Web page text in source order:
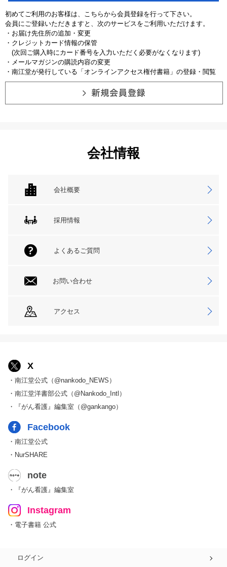
初めてご利用のお客様は、こちらから会員登録を行って下さい。
会員にご登録いただきますと、次のサービスをご利用いただけます。
・お届け先住所の追加・変更
・クレジットカード情報の保管
(次回ご購入時にカード番号を入力いただく必要がなくなります)
・メールマガジンの購読内容の変更
・南江堂が発行している「オンラインアクセス権付書籍」の登録・閲覧
会社情報
会社概要
採用情報
よくあるご質問
お問い合わせ
アクセス
X
・南江堂公式（@nankodo_NEWS）
・南江堂洋書部公式（@Nankodo_Intl）
・『がん看護』編集室（@gankango）
Facebook
・南江堂公式
・NurSHARE
note
・『がん看護』編集室
Instagram
・電子書籍 公式
ログイン